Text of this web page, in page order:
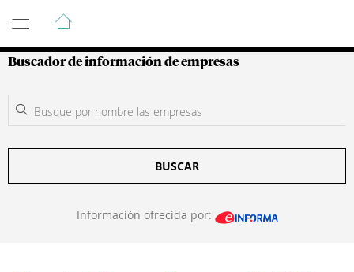
Guía de Empresas Colombianas
Buscador de información de empresas
BUSCAR
Información ofrecida por: